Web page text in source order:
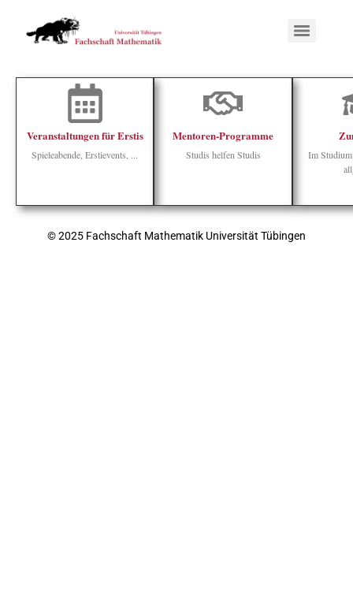
Veranstaltungen für Erstis
Spieleabende, Erstievents, ...
Mentoren-Programme
Studis helfen Studis
Im
© 2025 Fachschaft Mathematik Universität Tübingen